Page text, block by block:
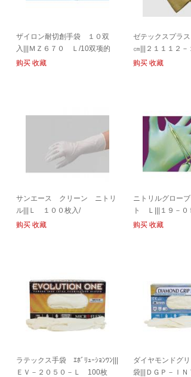
ザイロン耐切創手袋 １０双
入|||ＭＺ６７０ Ｌ/10双项的
Zylon耐切伤口手套| | | MZ670大
购买 收藏
ゼテックスプラ
㎝|||２１１１２－
Ｐ/
购买 收藏
サンエース クリーン ニトリ
ル|||Ｌ １００枚入/
购买 收藏
ニトリルグロー
ト Ｌ|||１９－０
Ｃ １００入/丁腈
购买 收藏
ラテックス手袋 ｴﾎﾞﾘｭｰｼｮﾝﾜﾝ|||
ＥＶ－２０５０－Ｌ 100枚
ダイヤモンドグ
袋|||ＤＧＰ－Ｉ